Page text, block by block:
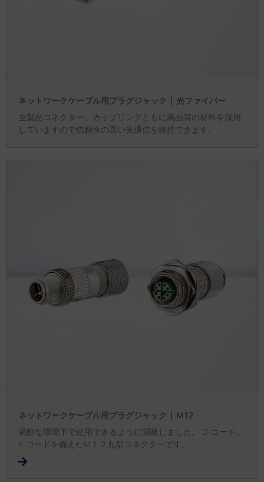
ネットワークケーブル用プラグジャック | 光ファイバー
全製品コネクター、カップリングともに高品質の材料を採用
していますので信頼性の高い光通信を維持できます。
ネットワークケーブル用プラグジャック | M12
過酷な環境下で使用できるように開発しました。 D-コード、
X-コードを備えたM１２丸型コネクターです。